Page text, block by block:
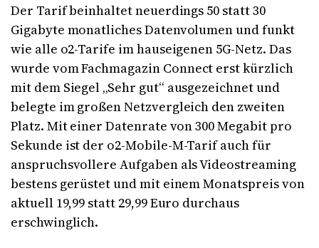
Der Tarif beinhaltet neuerdings 50 statt 30
Gigabyte monatliches Datenvolumen und funkt
wie alle o2-Tarife im hauseigenen 5G-Netz. Das
wurde vom Fachmagazin Connect erst kürzlich
mit dem Siegel „Sehr gut“ ausgezeichnet und
belegte im großen Netzvergleich den zweiten
Platz. Mit einer Datenrate von 300 Megabit pro
Sekunde ist der o2-Mobile-M-Tarif auch für
anspruchsvollere Aufgaben als Videostreaming
bestens gerüstet und mit einem Monatspreis von
aktuell 19,99 statt 29,99 Euro durchaus
erschwinglich.